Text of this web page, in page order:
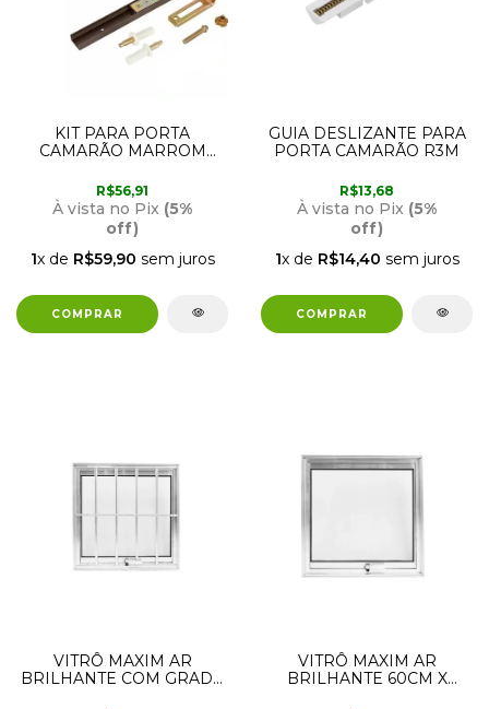
KIT PARA PORTA
CAMARÃO MARROM
R$56,91
À vista no Pix (5%
off)
1x de R$59,90 sem juros
GUIA DESLIZANTE PARA
PORTA CAMARÃO R3M
R$13,68
À vista no Pix (5%
off)
1x de R$14,40 sem juros
VITRÔ MAXIM AR
BRILHANTE COM GRADE
VITRÔ MAXIM AR
BRILHANTE 60CM X